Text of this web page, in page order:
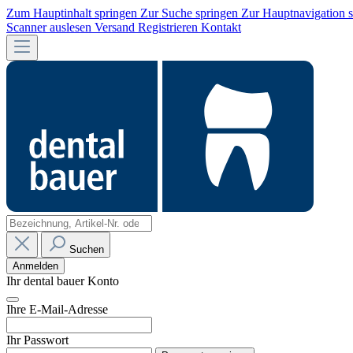
Zum Hauptinhalt springen Zur Suche springen Zur Hauptnavigation
Scanner auslesen Versand Registrieren Kontakt
Suchen
Anmelden
Ihr dental bauer Konto
Ihre E-Mail-Adresse
Ihr Passwort